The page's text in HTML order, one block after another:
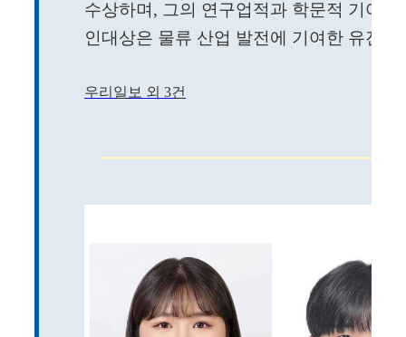
수상하며, 그의 연구업적과 학문적 기여
인대상은 물류 산업 발전에 기여한 유진
우리일보 외 3건